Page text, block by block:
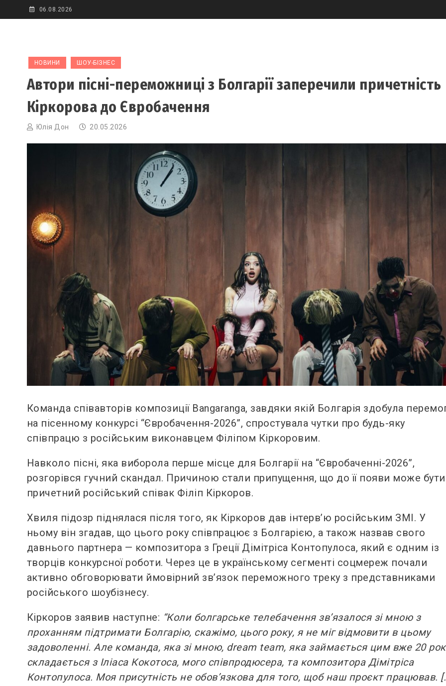
to
06.08.2026
НОВИНИ ШОУ-БІЗНЕС
Автори пісні-переможниці з Болгарії заперечили причетність
Кіркорова до Євробачення
Юлія Дон 20.05.2026
Команда співавторів композиції Bangaranga, завдяки якій Болгарія здобула
на пісенному конкурсі “Євробачення-2026”, спростувала чутки про будь-яку
співпрацю з російським виконавцем Філіпом Кіркоровим.
Навколо пісні, яка виборола перше місце для Болгарії на “Євробаченні-2026”,
розгорівся гучний скандал. Причиною стали припущення, що до її появи може бути
причетний російський співак Філіп Кіркоров.
Хвиля підозр піднялася після того, як Кіркоров дав інтерв’ю російським ЗМІ. У
ньому він згадав, що цього року співпрацює з Болгарією, а також назвав свого
давнього партнера — композитора з Греції Дімітріса Контопулоса, який є одним із
творців конкурсної роботи. Через це в українському сегменті соцмереж почали
активно обговорювати ймовірний зв’язок переможного треку з представниками
російського шоубізнесу.
Кіркоров заявив наступне: “Коли болгарське телебачення зв’язалося зі мною з
проханням підтримати Болгарію, скажімо, цього року, я не міг відмовити в цьому
задоволенні. Але команда, яка зі мною, dream team, яка займається цим вже 20
складається з Іліаса Кокотоса, мого співпродюсера, та композитора Дімітріса
Контопулоса. Моя присутність не обов’язкова для того, щоб наш проєкт працював.